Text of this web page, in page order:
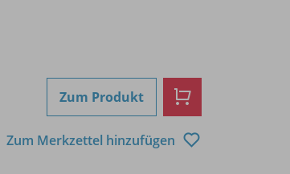
Zum Produkt
Zum Merkzettel hinzufügen